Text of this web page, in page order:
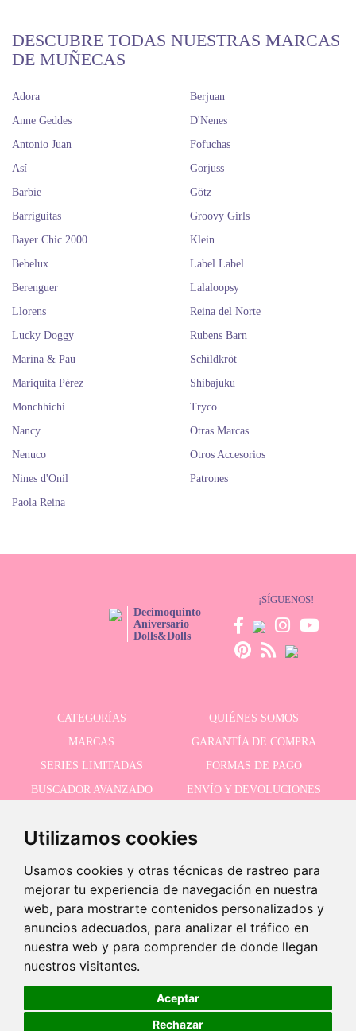
Utilizamos cookies
Usamos cookies y otras técnicas de rastreo para
mejorar tu experiencia de navegación en nuestra
web, para mostrarte contenidos personalizados y
anuncios adecuados, para analizar el tráfico en
nuestra web y para comprender de donde llegan
nuestros visitantes.
Aceptar
Rechazar
22,95 € +
-
DESCUBRE TODAS NUESTRAS MARCAS
DE MUÑECAS
Adora
Anne Geddes
Antonio Juan
Así
Barbie
Barriguitas
Bayer Chic 2000
Bebelux
Berenguer
Berjuan
D'Nenes
Fofuchas
Gorjuss
Götz
Groovy Girls
Klein
Label Label
Lalaloopsy
Llorens
Lucky Doggy
Marina & Pau
Mariquita Pérez
Monchhichi
Nancy
Nenuco
Nines d'Onil
Paola Reina
Reina del Norte
Rubens Barn
Schildkröt
Shibajuku
Tryco
Otras Marcas
Otros Accesorios
Patrones
Decimoquinto
Aniversario
Dolls&Dolls
¡SÍGUENOS!
CATEGORÍAS
QUIÉNES SOMOS
MARCAS
GARANTÍA DE COMPRA
SERIES LIMITADAS
FORMAS DE PAGO
BUSCADOR AVANZADO
ENVÍO Y DEVOLUCIONES
RECIBE NUESTRAS ÚLTIMAS NOVEDADES
Acepto la política de privacidad